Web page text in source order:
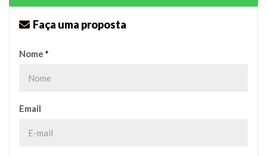
Faça uma proposta
Nome *
Email